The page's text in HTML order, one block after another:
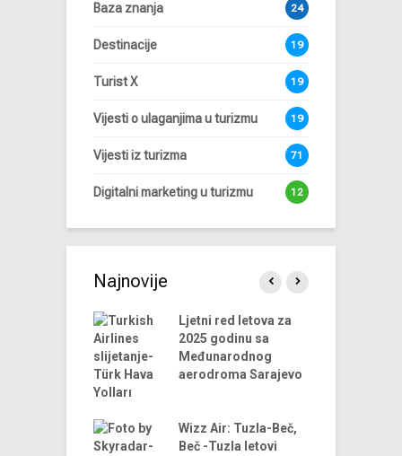
Baza znanja 24
Destinacije 19
Turist X 19
Vijesti o ulaganjima u turizmu 19
Vijesti iz turizma 71
Digitalni marketing u turizmu 12
Najnovije
Ljetni red letova za
2025 godinu sa
Međunarodnog
aerodroma Sarajevo
Wizz Air: Tuzla-Beč,
Beč -Tuzla letovi